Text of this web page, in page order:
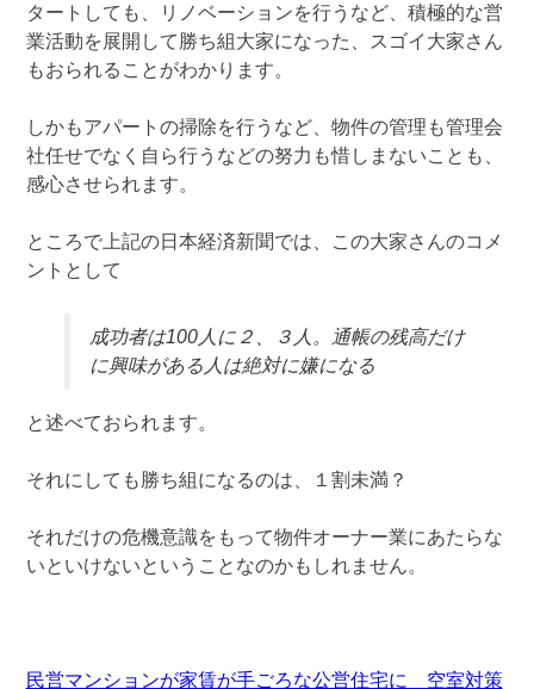
タートしても、リノベーションを行うなど、積極的な営
業活動を展開して勝ち組大家になった、スゴイ大家さん
もおられることがわかります。
しかもアパートの掃除を行うなど、物件の管理も管理会
社任せでなく自ら行うなどの努力も惜しまないことも、
感心させられます。
ところで上記の日本経済新聞では、この大家さんのコメ
ントとして
成功者は100人に２、３人。通帳の残高だけ
に興味がある人は絶対に嫌になる
と述べておられます。
それにしても勝ち組になるのは、１割未満？
それだけの危機意識をもって物件オーナー業にあたらな
いといけないということなのかもしれません。
民営マンションが家賃が手ごろな公営住宅に 空室対策